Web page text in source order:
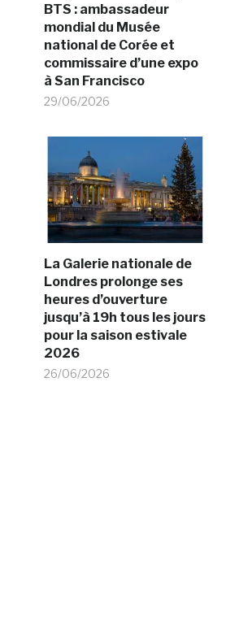
BTS : ambassadeur
mondial du Musée
national de Corée et
commissaire d’une expo
à San Francisco
29/06/2026
La Galerie nationale de
Londres prolonge ses
heures d’ouverture
jusqu’à 19h tous les jours
pour la saison estivale
2026
26/06/2026